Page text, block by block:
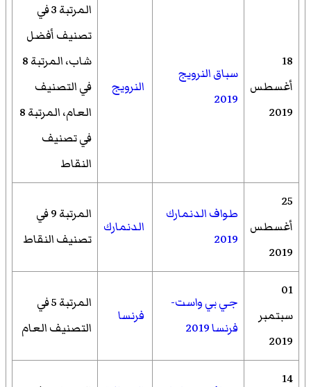
18
أغسطس
2019
سباق النرويج
2019
النرويج
المرتبة 3 في
تصنيف أفضل
شاب، المرتبة 8
في التصنيف
العام، المرتبة 8
في تصنيف
النقاط
25
أغسطس
2019
طواف الدنمارك
2019
الدنمارك
المرتبة 9 في
تصنيف النقاط
01
سبتمبر
2019
جي بي واست-
فرنسا 2019
فرنسا
المرتبة 5 في
التصنيف العام
14